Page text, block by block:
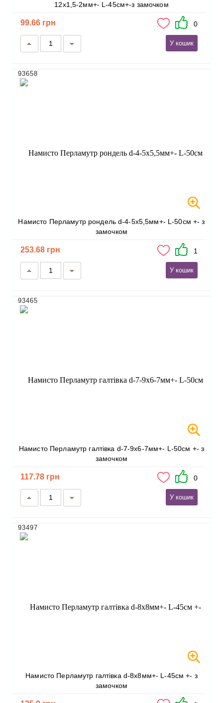
12х1,5-2мм+- L-45см+-з замочком
99.66 грн 0
У кошик
Намисто Перламутр рондель d-4-5х5,5мм+- L-50см +- з
замочком
93658
253.68 грн 1
У кошик
Намисто Перламутр галтівка d-7-9х6-7мм+- L-50см +- з
замочком
93465
117.78 грн 0
У кошик
Намисто Перламутр галтівка d-8х8мм+- L-45см +- з
замочком
93497